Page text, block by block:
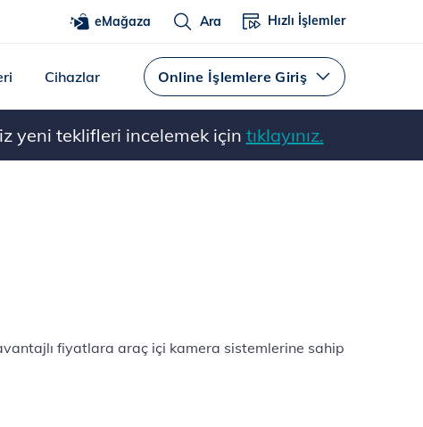
eMağaza Ara Hızlı İşlemler
Cihazlar Online İşlemlere Giriş
yeni teklifleri incelemek için tıklayınız.
fiyatlara araç içi kamera sistemlerine sahip